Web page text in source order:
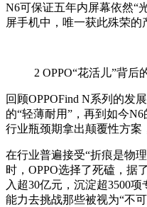
N6可保证五年内屏幕依然“
屏手机中，唯一获此殊荣的
2 OPPO“花活儿”背后
回顾OPPOFind N系列的发
的“轻薄耐用” ，再到如今N6
行业瓶颈期拿出颠覆性方案
在行业普遍接受“折痕是物
时， OPPO选择了死磕，据
入超30亿元，沉淀超3500项
能力去挑战那些被视为“不